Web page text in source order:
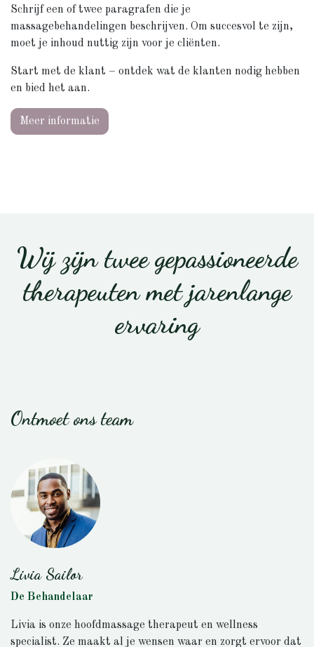
Schrijf een of twee paragrafen die je
massagebehandelingen beschrijven. Om succesvol te zijn,
moet je inhoud nuttig zijn voor je cliënten.
Start met de klant – ontdek wat de klanten nodig hebben
en bied het aan.
Meer informatie
Wij zijn twee gepassioneerde
therapeuten met jarenlange
ervaring
Ontmoet ons team
Livia Sailor
De Behandelaar
Livia is onze hoofdmassage therapeut en wellness
specialist. Ze maakt al je wensen waar en zorgt ervoor dat